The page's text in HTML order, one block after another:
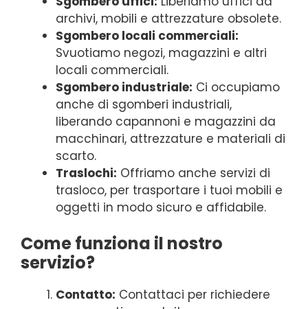
archivi, mobili e attrezzature obsolete.
Sgombero locali commerciali:
Svuotiamo negozi, magazzini e altri
locali commerciali.
Sgombero industriale: Ci occupiamo
anche di sgomberi industriali,
liberando capannoni e magazzini da
macchinari, attrezzature e materiali di
scarto.
Traslochi: Offriamo anche servizi di
trasloco, per trasportare i tuoi mobili e
oggetti in modo sicuro e affidabile.
Come funziona il nostro
servizio?
Contatto: Contattaci per richiedere